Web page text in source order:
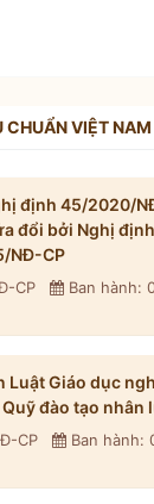
CHUẨN VIỆT NAM
định 45/2020/
đổi bởi Nghị
NĐ-CP
CP Ban hành:
Giáo dục
đào tạo nhân
CP Ban hành: